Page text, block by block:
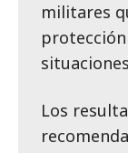
militares
Los